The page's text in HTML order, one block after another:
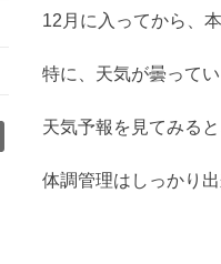
12月に入ってから、
特に、天気が曇って
天気予報を見てみる
体調管理はしっかり